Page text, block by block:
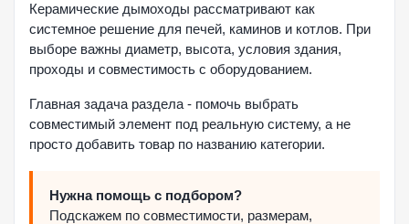
Керамические дымоходы рассматривают как
системное решение для печей, каминов и котлов. При
выборе важны диаметр, высота, условия здания,
проходы и совместимость с оборудованием.
Главная задача раздела - помочь выбрать
совместимый элемент под реальную систему, а не
просто добавить товар по названию категории.
Нужна помощь с подбором?
Подскажем по совместимости, размерам,